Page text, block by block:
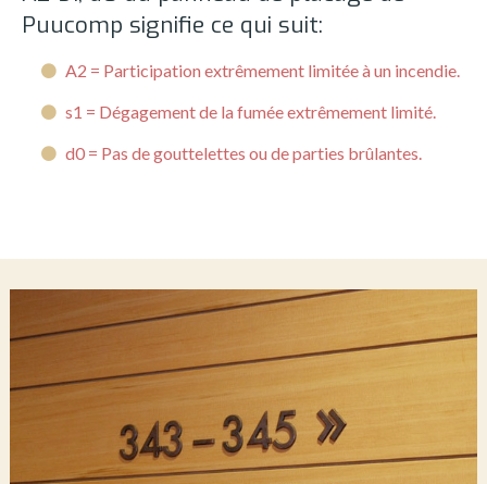
Puucomp signifie ce qui suit:
A2 = Participation extrêmement limitée à un incendie.
s1 = Dégagement de la fumée extrêmement limité.
d0 = Pas de gouttelettes ou de parties brûlantes.